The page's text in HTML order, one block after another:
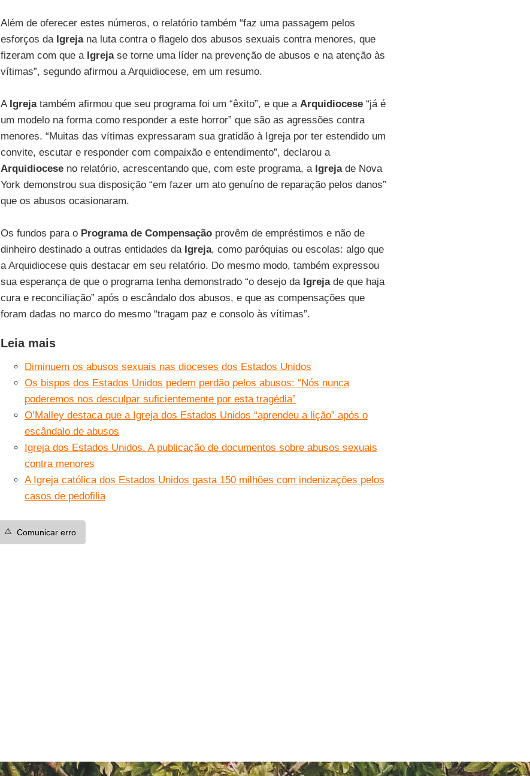
Além de oferecer estes números, o relatório também “faz uma passagem pelos
esforços da Igrejana luta contra o flagelo dos abusos sexuais contra menores, que
fizeram com que a Igrejase torne uma líder na prevenção de abusos e na atenção às
vítimas”, segundo afirmou a Arquidiocese, em um resumo.
A Igrejatambém afirmou que seu programa foi um “êxito”, e que a Arquidiocese“já é
um modelo na forma como responder a este horror” que são as agressões contra
menores. “Muitas das vítimas expressaram sua gratidão à Igreja por ter estendido um
convite, escutar e responder com compaixão e entendimento”, declarou a
Arquidioceseno relatório, acrescentando que, com este programa, a Igrejade Nova
York demonstrou sua disposição “em fazer um ato genuíno de reparação pelos danos”
que os abusos ocasionaram.
Os fundos para o Programa de Compensaçãoprovêm de empréstimos e não de
dinheiro destinado a outras entidades da Igreja, como paróquias ou escolas: algo que
a Arquidiocese quis destacar em seu relatório. Do mesmo modo, também expressou
sua esperança de que o programa tenha demonstrado “o desejo da Igrejade que haja
cura e reconciliação” após o escândalo dos abusos, e que as compensações que
foram dadas no marco do mesmo “tragam paz e consolo às vítimas”.
Leia mais
Diminuem os abusos sexuais nas dioceses dos Estados Unidos
Os bispos dos Estados Unidos pedem perdão pelos abusos: “Nós nunca
poderemos nos desculpar suficientemente por esta tragédia”
O’Malley destaca que a Igreja dos Estados Unidos “aprendeu a lição” após o
escândalo de abusos
Igreja dos Estados Unidos. A publicação de documentos sobre abusos sexuais
contra menores
A Igreja católica dos Estados Unidos gasta 150 milhões com indenizações pelos
casos de pedofilia
⚠️ Comunicar erro